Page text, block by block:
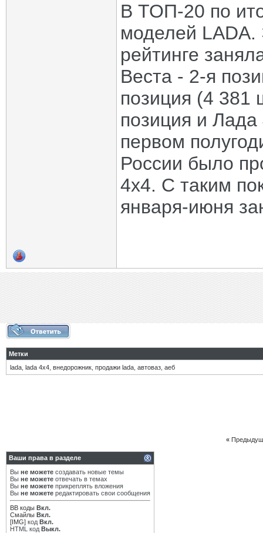
В ТОП-20 по
моделей LADA.
рейтинге
Веста - 2-я
позиция (4
позиция и
первом
России было
4х4. С таким
января-июня
Метки
lada lada 4х4 внедорожник продажи lada автоваз аеб
«
Ваши права в разделе
Вы не можете создавать новые темы
Вы не можете отвечать в темах
Вы не можете прикреплять вложения
Вы не можете редактировать свои сообщения
BB коды Вкл.
Смайлы Вкл.
[IMG] код Вкл.
HTML код Выкл.